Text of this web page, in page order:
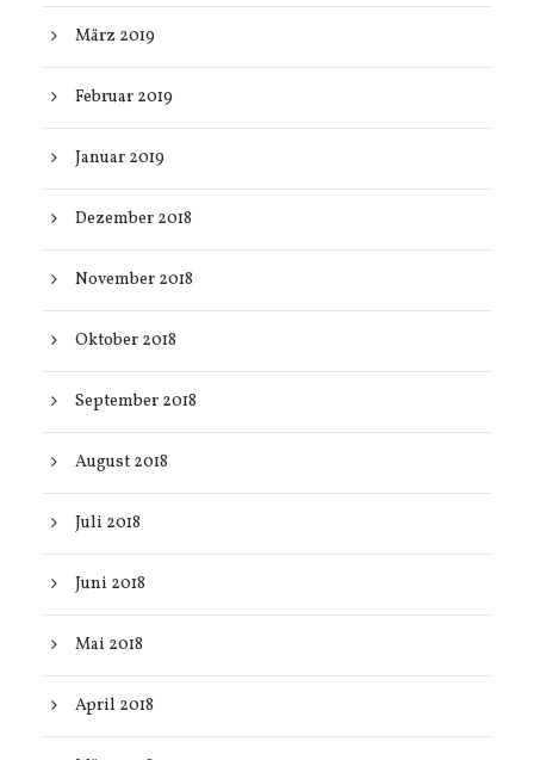
März 2019
Februar 2019
Januar 2019
Dezember 2018
November 2018
Oktober 2018
September 2018
August 2018
Juli 2018
Juni 2018
Mai 2018
April 2018